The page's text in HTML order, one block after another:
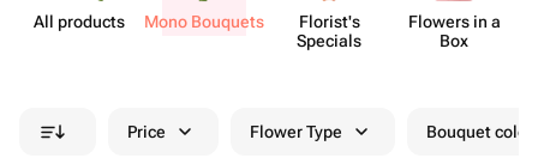
All products Mono Bouquets
Florist's
Specials
Flowers in a
Box
Price Flower Type Bouquet